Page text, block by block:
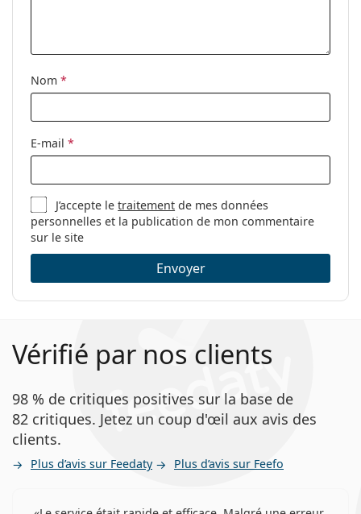
Étui:
nettoyage:
Autres
Sexe:
Marque:
Lentiamo
Code:
Anna Transparent
Nom *
E-mail *
J’accepte letraitement de mes données
personnelles et la publication de mon commentaire
sur le site
Envoyer
Vérifié par nos clients
98 % de critiques positives sur la base de
82 critiques. Jetez un coup d'œil aux avis des
clients.
Plus d’avis sur Feedaty Plus d’avis sur Feefo